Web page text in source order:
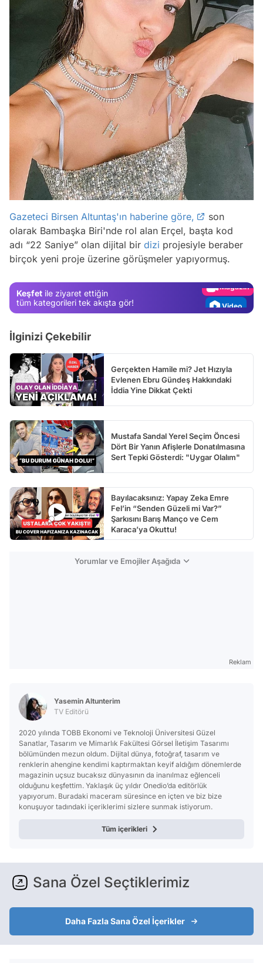
Gazeteci Birsen Altuntaş'ın haberine göre,
son
olarak Bambaşka Biri'nde rol alan Erçel, başta kod
adı “22 Saniye” olan dijital bir dizi projesiyle beraber
birçok yeni proje üzerine görüşmeler yapıyormuş.
Keşfet ile ziyaret ettiğin
tüm kategorileri tek akışta gör!
Gündem
Video
İlginizi Çekebilir
Gerçekten Hamile mi? Jet Hızıyla
Evlenen Ebru Gündeş Hakkındaki
İddia Yine Dikkat Çekti
Mustafa Sandal Yerel Seçim Öncesi
Dört Bir Yanın Afişlerle Donatılmasına
Sert Tepki Gösterdi: "Uygar Olalım"
Bayılacaksınız: Yapay Zeka Emre
Fel’in “Senden Güzeli mi Var?”
Şarkısını Barış Manço ve Cem
Karaca’ya Okuttu!
Yorumlar ve Emojiler Aşağıda
Reklam
Yasemin Altunterim
TV Editörü
2020 yılında TOBB Ekonomi ve Teknoloji Üniversitesi Güzel
Sanatlar, Tasarım ve Mimarlık Fakültesi Görsel İletişim Tasarımı
bölümünden mezun oldum. Dijital dünya, fotoğraf, tasarım ve
renklerin ahengine kendimi kaptırmaktan keyif aldığım dönemlerde
magazinin uçsuz bucaksız dünyasının da inanılmaz eğlenceli
olduğunu keşfettim. Yaklaşık üç yıldır Onedio’da editörlük
yapıyorum. Buradaki maceram süresince en içten ve biz bize
konuşuyor tadındaki içeriklerimi sizlere sunmak istiyorum.
Tüm içerikleri
Sana Özel Seçtiklerimiz
Daha Fazla Sana Özel İçerikler